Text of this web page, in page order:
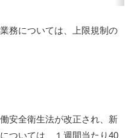
務については、上限規制の
安全衛⽣法が改正され、新
ついては、１週間当たり40